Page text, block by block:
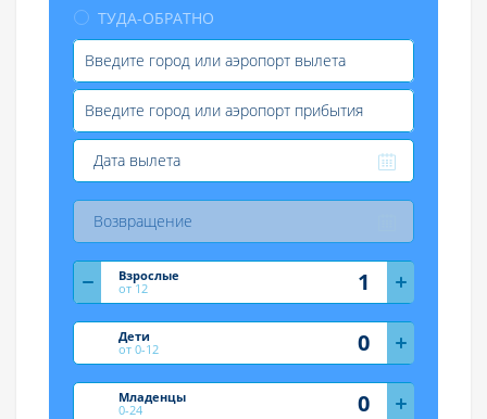
ТУДА-ОБРАТНО
Взрослые
от 12
Дети
от 0-12
Младенцы
0-24